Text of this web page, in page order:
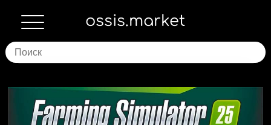
ossis.market